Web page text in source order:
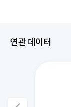
연관 데이터